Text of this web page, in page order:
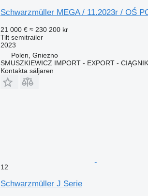
Schwarzmüller MEGA / 11.2023r / OŚ
21 000 € ≈ 230 200 kr
Tilt semitrailer
2023
Polen, Gniezno
SMUSZKIEWICZ IMPORT - EXPORT -
Kontakta säljaren
12
Schwarzmüller J Serie